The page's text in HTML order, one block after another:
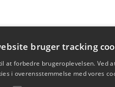
bruger tracking
at forbedre brugeroplevelsen. Ved
i overensstemmelse med vores